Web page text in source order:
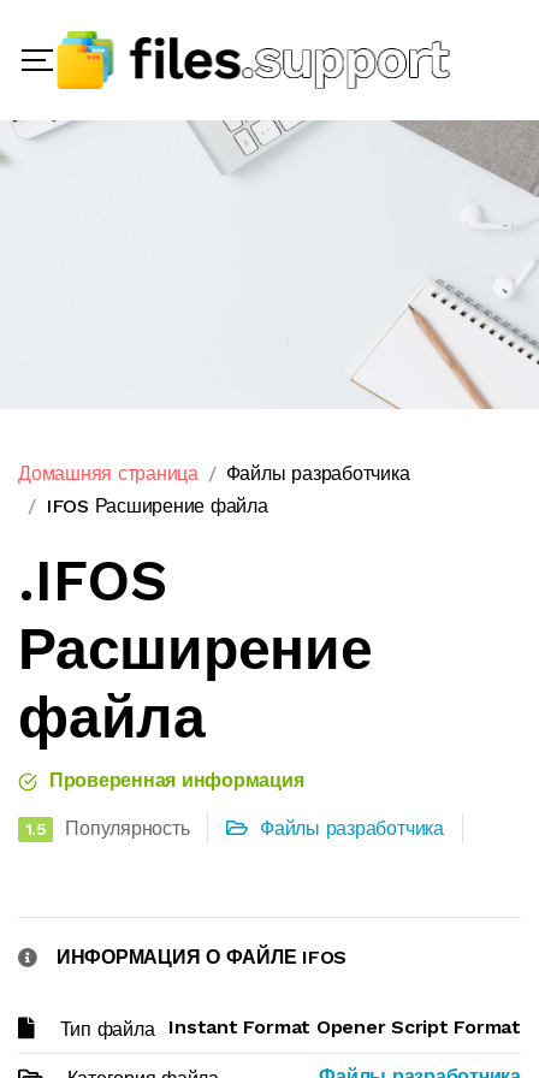
Домашняя страница
Файлы разработчика
IFOS Расширение файла
.IFOS
Расширение
файла
Проверенная информация
1.5 Популярность Файлы разработчика
ИНФОРМАЦИЯ О ФАЙЛЕ IFOS
Тип файла Instant Format Opener Script Format